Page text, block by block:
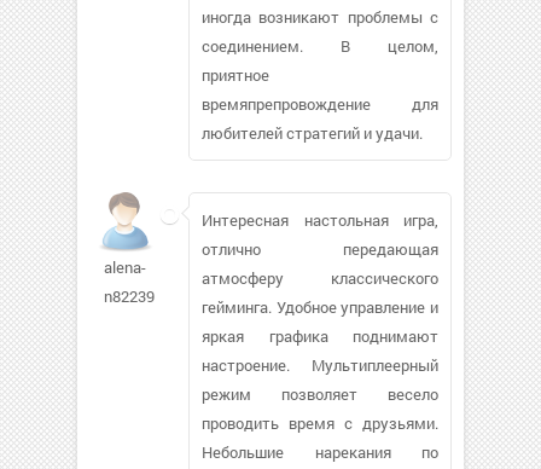
иногда возникают проблемы с
соединением. В целом,
приятное
времяпрепровождение для
любителей стратегий и удачи.
alena-
n82239
Интересная настольная игра,
отлично передающая
атмосферу классического
гейминга. Удобное управление и
яркая графика поднимают
настроение. Мультиплеерный
режим позволяет весело
проводить время с друзьями.
Небольшие нарекания по